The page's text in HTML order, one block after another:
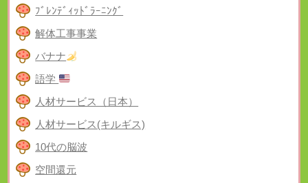
ﾌﾞﾚﾝﾃﾞｨｯﾄﾞﾗｰﾆﾝｸﾞ
解体工事事業
バナナ
語学
人材サービス（日本）
人材サービス(キルギス)
10代の脳波
空間還元